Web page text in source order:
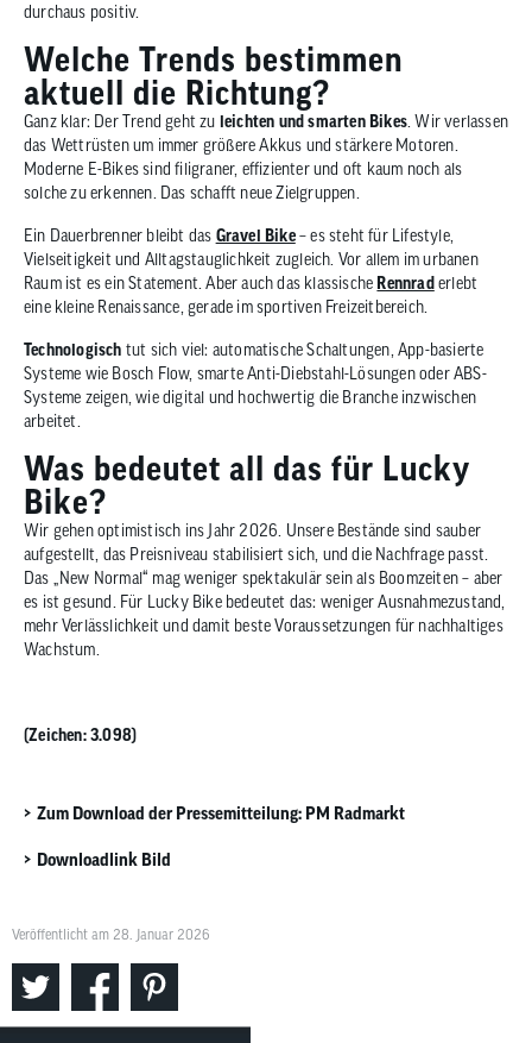
durchaus positiv.
Welche Trends bestimmen
aktuell die Richtung?
Ganz klar: Der Trend geht zu leichten und smarten Bikes . Wir verlassen
das Wettrüsten um immer größere Akkus und stärkere Motoren.
Moderne E-Bikes sind filigraner, effizienter und oft kaum noch als
solche zu erkennen. Das schafft neue Zielgruppen.
Ein Dauerbrenner bleibt das Gravel Bike– es steht für Lifestyle,
Vielseitigkeit und Alltagstauglichkeit zugleich. Vor allem im urbanen
Raum ist es ein Statement. Aber auch das klassischeRennraderlebt
eine kleine Renaissance, gerade im sportiven Freizeitbereich.
Technologisch tut sich viel: automatische Schaltungen, App-basierte
Systeme wie Bosch Flow, smarte Anti-Diebstahl-Lösungen oder ABS-
Systeme zeigen, wie digital und hochwertig die Branche inzwischen
arbeitet.
Was bedeutet all das für Lucky
Bike?
Wir gehen optimistisch ins Jahr 2026. Unsere Bestände sind sauber
aufgestellt, das Preisniveau stabilisiert sich, und die Nachfrage passt.
Das „New Normal“ mag weniger spektakulär sein als Boomzeiten – aber
es ist gesund. Für Lucky Bike bedeutet das: weniger Ausnahmezustand,
mehr Verlässlichkeit und damit beste Voraussetzungen für nachhaltiges
Wachstum.
(Zeichen: 3.098)
Zum Download der Pressemitteilung: PM Radmarkt
Downloadlink Bild
Veröffentlicht am 28. Januar 2026